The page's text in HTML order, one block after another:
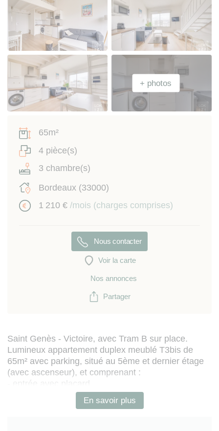
65m²
4 pièce(s)
3 chambre(s)
Bordeaux (33000)
1 210 € /mois (charges comprises)
Nous contacter
Voir la carte
Nos annonces
Partager
Saint Genès - Victoire, avec Tram B sur place.
Lumineux appartement duplex meublé T3bis de
65m² avec parking, situé au 5ème et dernier étage
(avec ascenseur), et comprenant :
- entrée avec placard
- séjour avec espace salon (canapé / TV), espace
repas et cuisine ouverte entièrement équipée
En savoir plus